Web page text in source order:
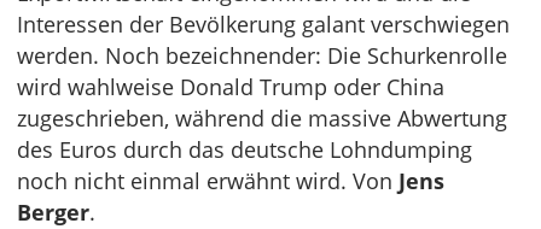
Interessen der Bevölkerung galant verschwiegen
werden. Noch bezeichnender: Die Schurkenrolle
wird wahlweise Donald Trump oder China
zugeschrieben, während die massive Abwertung
des Euros durch das deutsche Lohndumping
noch nicht einmal erwähnt wird. Von Jens
Berger.